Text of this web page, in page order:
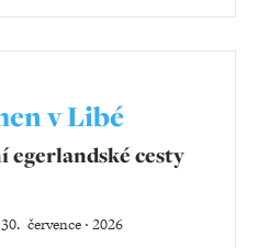
v Libé
cesty
července ‧ 2026